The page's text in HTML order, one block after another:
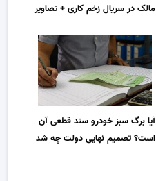
مالک در سریال زخم کاری + تصاویر
آیا برگ سبز خودرو سند قطعی آن
است؟ تصمیم نهایی دولت چه شد